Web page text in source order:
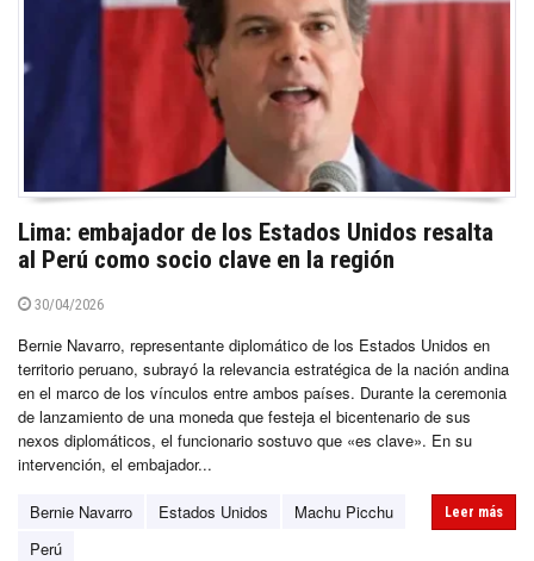
Lima: embajador de los Estados Unidos resalta
al Perú como socio clave en la región
30/04/2026
Bernie Navarro, representante diplomático de los Estados Unidos en
territorio peruano, subrayó la relevancia estratégica de la nación andina
en el marco de los vínculos entre ambos países. Durante la ceremonia
de lanzamiento de una moneda que festeja el bicentenario de sus
nexos diplomáticos, el funcionario sostuvo que «es clave». En su
intervención, el embajador...
Bernie Navarro Estados Unidos
Machu Picchu
Perú
Leer más